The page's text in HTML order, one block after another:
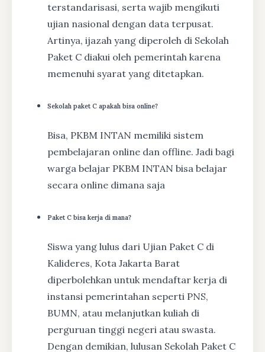
terstandarisasi, serta wajib mengikuti
ujian nasional dengan data terpusat.
Artinya, ijazah yang diperoleh di Sekolah
Paket C diakui oleh pemerintah karena
memenuhi syarat yang ditetapkan.
Sekolah paket C apakah bisa online?
Bisa, PKBM INTAN memiliki sistem
pembelajaran online dan offline. Jadi bagi
warga belajar PKBM INTAN bisa belajar
secara online dimana saja
Paket C bisa kerja di mana?
Siswa yang lulus dari Ujian Paket C di
Kalideres, Kota Jakarta Barat
diperbolehkan untuk mendaftar kerja di
instansi pemerintahan seperti PNS,
BUMN, atau melanjutkan kuliah di
perguruan tinggi negeri atau swasta.
Dengan demikian, lulusan Sekolah Paket C